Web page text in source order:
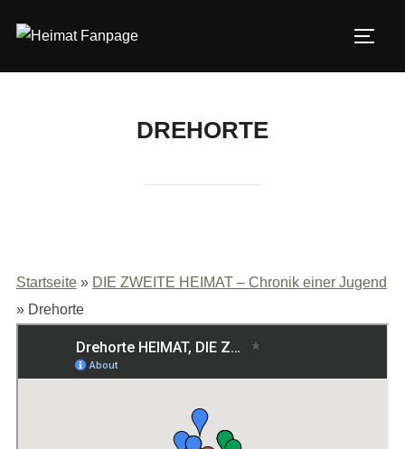
Inhalt
DREHORTE
Startseite» DIE ZWEITE HEIMAT – Chronik einer Jugend
» Drehorte